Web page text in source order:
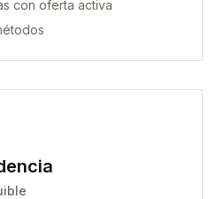
con oferta activa